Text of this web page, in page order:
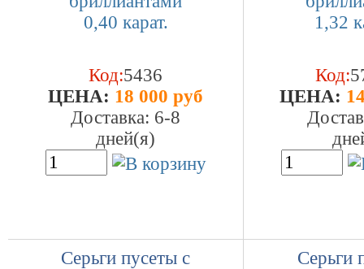
Код:5436
ЦEHA: 18 000 руб
Доставка: 6-8
дней(я)
Код:
ЦEHA:
Серьги пусеты с
Серьги